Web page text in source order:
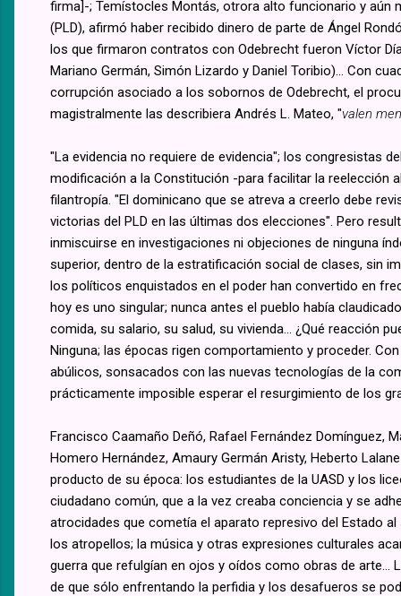
firma]-; Temístocles Montás, otrora alto funcionario y aún
(PLD), afirmó haber recibido dinero de parte de Ángel
los que firmaron contratos con Odebrecht fueron Víctor
Mariano Germán, Simón Lizardo y Daniel Toribio)... Con
corrupción asociado a los sobornos de Odebrecht, el
magistralmente las describiera Andrés L. Mateo, "valen
"La evidencia no requiere de evidencia"; los congresistas
modificación a la Constitución -para facilitar la reelección
filantropía. "El dominicano que se atreva a creerlo debe
victorias del PLD en las últimas dos elecciones". Pero
inmiscuirse en investigaciones ni objeciones de ninguna
superior, dentro de la estratificación social de clases, sin
los políticos enquistados en el poder han convertido en
hoy es uno singular; nunca antes el pueblo había
comida, su salario, su salud, su vivienda... ¿Qué reacción
Ninguna; las épocas rigen comportamiento y proceder.
abúlicos, sonsacados con las nuevas tecnologías de la
prácticamente imposible esperar el resurgimiento de los
Francisco Caamaño Deñó, Rafael Fernández Domínguez,
Homero Hernández, Amaury Germán Aristy, Heberto
producto de su época: los estudiantes de la UASD y los
ciudadano común, que a la vez creaba conciencia y se
atrocidades que cometía el aparato represivo del Estado
los atropellos; la música y otras expresiones culturales
guerra que refulgían en ojos y oídos como obras de
de que sólo enfrentando la perfidia y los desafueros se